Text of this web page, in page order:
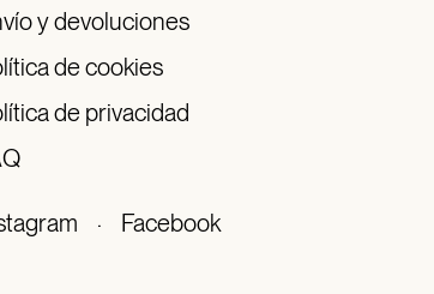
y devoluciones
de cookies
de privacidad
· Facebook